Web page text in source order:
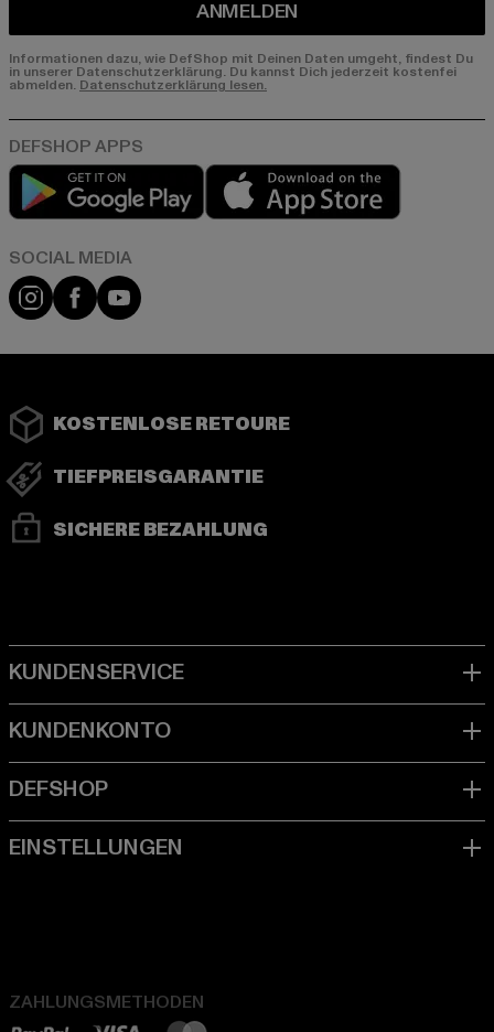
ANMELDEN
Informationen dazu, wie DefShop mit Deinen Daten umgeht, findest Du
in unserer Datenschutzerklärung. Du kannst Dich jederzeit kostenfei
abmelden. Datenschutzerklärung lesen.
Play market
Instagram
FacebookYouTube
KOSTENLOSE RETOURE
TIEFPREISGARANTIE
SICHERE BEZAHLUNG
ZAHLUNGSMETHODEN